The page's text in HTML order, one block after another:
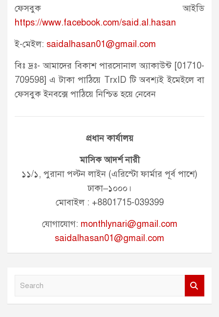
ফেসবুক আইডি
https://www.facebook.com/said.al.hasan
ই-মেইল: saidalhasan01@gmail.com
বিঃ দ্রঃ- আমাদের বিকাশ পারসোনাল অ্যাকাউন্ট [01710-
709598] এ টাকা পাঠিয়ে TrxID টি অবশ্যই ইমেইলে বা
ফেসবুক ইনবক্সে পাঠিয়ে নিশ্চিত হয়ে নেবেন
প্রধান কার্যালয়
মাসিক আদর্শ নারী
১১/১, পুরানা পল্টন লাইন (এরিস্টো ফার্মার পূর্ব পাশে)
ঢাকা–১০০০।
মোবাইল : +8801715-039399
যোগাযোগ: monthlynari@gmail.com
saidalhasan01@gmail.com